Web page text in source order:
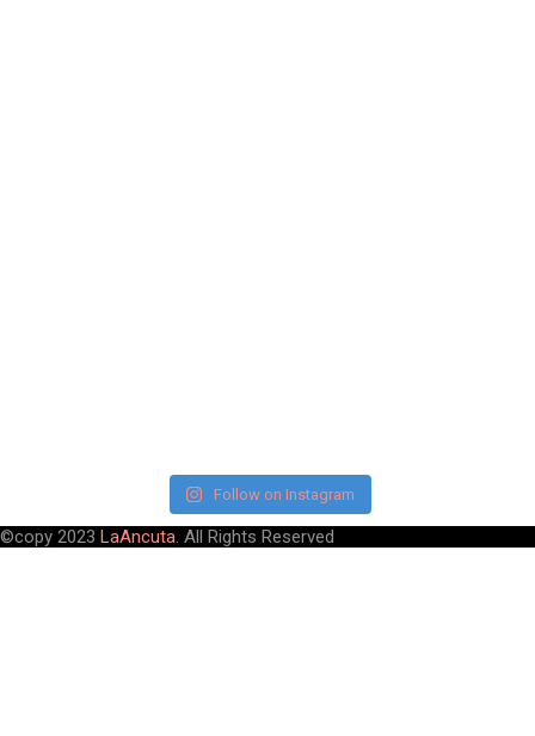
Follow on Instagram
©copy 2023 LaAncuta. All Rights Reserved